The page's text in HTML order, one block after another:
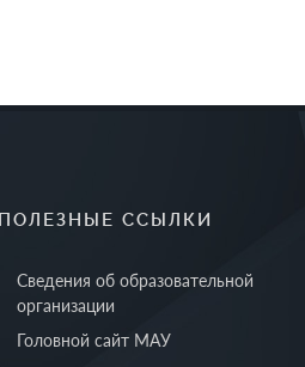
ПОЛЕЗНЫЕ ССЫЛКИ
Сведения об образовательной
организации
Головной сайт МАУ